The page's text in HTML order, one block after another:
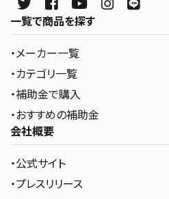
一覧で商品を探す
・メーカー一覧
・カテゴリ一覧
・補助金で購入
・おすすめの補助金
会社概要
・公式サイト
・プレスリリース